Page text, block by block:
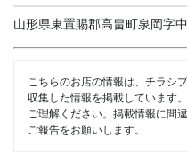
山形県東置賜郡高畠町泉岡字
こちらのお店の情報は、チラシ
収集した情報を掲載しています
ご理解ください。掲載情報に間
ご報告をお願いします。